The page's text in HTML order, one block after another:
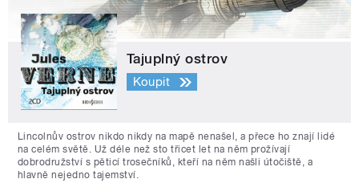
Tajuplný ostrov
Koupit
Lincolnův ostrov nikdo nikdy na mapě nenašel, a přece ho znají lidé
na celém světě. Už déle než sto třicet let na něm prožívají
dobrodružství s pěticí trosečníků, kteří na něm našli útočiště, a
hlavně nejedno tajemství.